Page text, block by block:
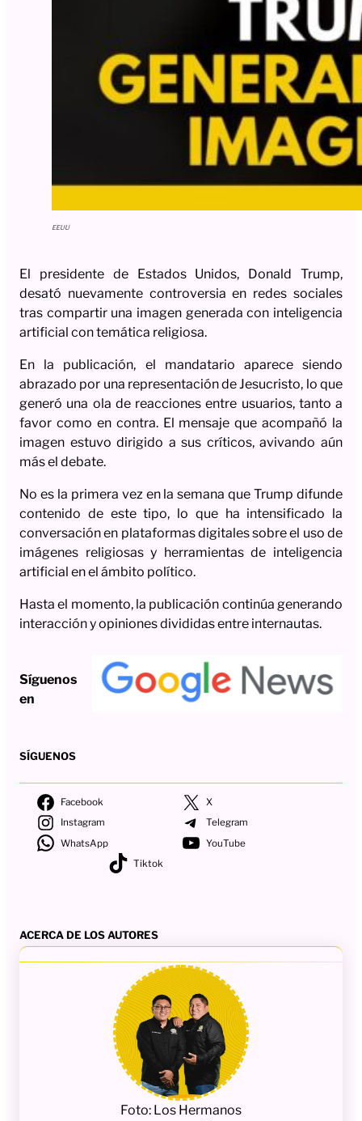
EEUU
El presidente de Estados Unidos, Donald Trump,
desató nuevamente controversia en redes sociales
tras compartir una imagen generada con inteligencia
artificial con temática religiosa.
En la publicación, el mandatario aparece siendo
abrazado por una representación de Jesucristo, lo que
generó una ola de reacciones entre usuarios, tanto a
favor como en contra. El mensaje que acompañó la
imagen estuvo dirigido a sus críticos, avivando aún
más el debate.
No es la primera vez en la semana que Trump difunde
contenido de este tipo, lo que ha intensificado la
conversación en plataformas digitales sobre el uso de
imágenes religiosas y herramientas de inteligencia
artificial en el ámbito político.
Hasta el momento, la publicación continúa generando
interacción y opiniones divididas entre internautas.
Síguenos
en
SÍGUENOS
Facebook
X
Instagram
Telegram
WhatsApp
YouTube
Tiktok
ACERCA DE LOS AUTORES
Foto: Los Hermanos